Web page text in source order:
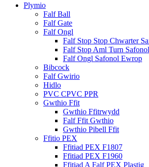
Plymio
Falf Ball
Falf Gate
Falf Ongl
Falf Stop Stop Chwarter
Falf Stop Aml Turn
Falf Ongl Safonol Ewrop
Bibcock
Falf Gwirio
Hidlo
PVC CPVC PPR
Gwthio Ffit
Gwthio Ffitrwydd
Falf Ffit Gwthio
Gwthio Pibell Ffit
Ffitio PEX
Ffitiad PEX F1807
Ffitiad PEX F1960
Ffitiad A Falf PEX Plastig